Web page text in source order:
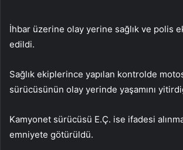
İhbar üzerine olay yerine sağlık ve polis
edildi.
Sağlık ekiplerince yapılan kontrolde
sürücüsünün olay yerinde yaşamını
Kamyonet sürücüsü E.Ç. ise ifadesi
emniyete götürüldü.